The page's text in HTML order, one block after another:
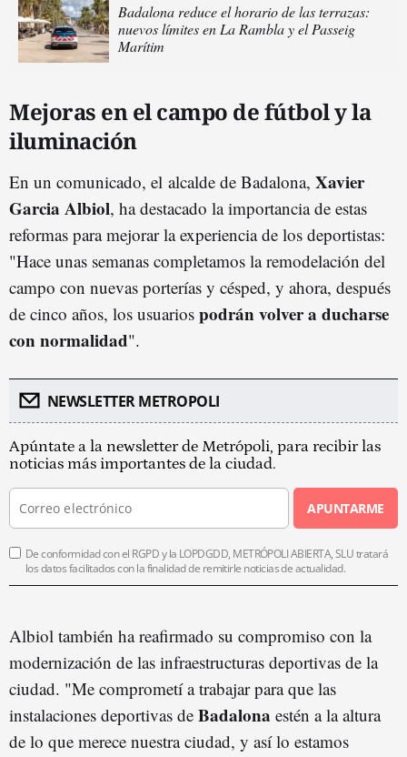
Badalona reduce el horario de las terrazas:
nuevos límites en La Rambla y el Passeig
Marítim
Mejoras en el campo de fútbol y la
iluminación
En un comunicado, el alcalde de Badalona, Xavier
Garcia Albiol, ha destacado la importancia de estas
reformas para mejorar la experiencia de los deportistas:
"Hace unas semanas completamos la remodelación del
campo con nuevas porterías y césped, y ahora, después
de cinco años, los usuarios podrán volver a ducharse
con normalidad".
NEWSLETTER METROPOLI
Apúntate a la newsletter de Metrópoli, para recibir las
noticias más importantes de la ciudad.
APUNTARME
De conformidad con el RGPD y la LOPDGDD, METRÓPOLI ABIERTA, SLU tratará
los datos facilitados con la finalidad de remitirle noticias de actualidad.
Albiol también ha reafirmado su compromiso con la
modernización de las infraestructuras deportivas de la
ciudad. "Me comprometí a trabajar para que las
instalaciones deportivas de Badalona estén a la altura
de lo que merece nuestra ciudad, y así lo estamos